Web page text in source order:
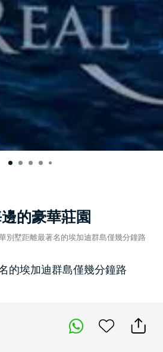
的豪華莊園
別墅距離最著名的埃加迪群島僅幾分鐘路
的埃加迪群島僅幾分鐘路